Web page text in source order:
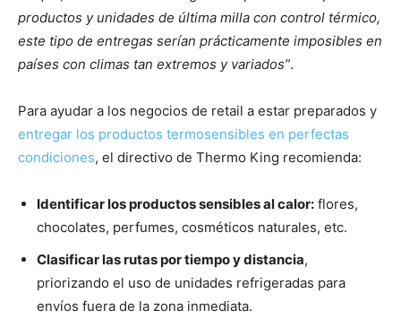
productos y unidades de última milla con control térmico,
este tipo de entregas serían prácticamente imposibles en
países con climas tan extremos y variados”.
Para ayudar a los negocios de retail a estar preparados y
entregar los productos termosensibles en perfectas
condiciones, el directivo de Thermo King recomienda:
Identificar los productos sensibles al calor: flores,
chocolates, perfumes, cosméticos naturales, etc.
Clasificar las rutas por tiempo y distancia,
priorizando el uso de unidades refrigeradas para
envíos fuera de la zona inmediata.